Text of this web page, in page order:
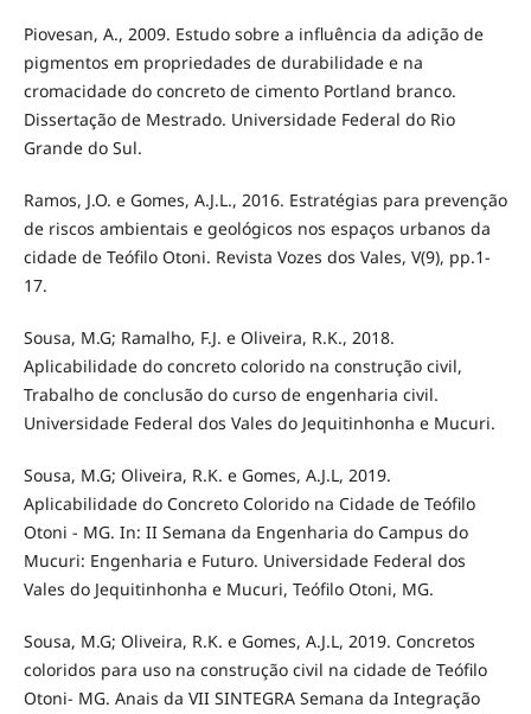
Piovesan, A., 2009. Estudo sobre a influência da adição de
pigmentos em propriedades de durabilidade e na
cromacidade do concreto de cimento Portland branco.
Dissertação de Mestrado. Universidade Federal do Rio
Grande do Sul.
Ramos, J.O. e Gomes, A.J.L., 2016. Estratégias para prevenção
de riscos ambientais e geológicos nos espaços urbanos da
cidade de Teófilo Otoni. Revista Vozes dos Vales, V(9), pp.1-
17.
Sousa, M.G; Ramalho, F.J. e Oliveira, R.K., 2018.
Aplicabilidade do concreto colorido na construção civil,
Trabalho de conclusão do curso de engenharia civil.
Universidade Federal dos Vales do Jequitinhonha e Mucuri.
Sousa, M.G; Oliveira, R.K. e Gomes, A.J.L, 2019.
Aplicabilidade do Concreto Colorido na Cidade de Teófilo
Otoni - MG. In: II Semana da Engenharia do Campus do
Mucuri: Engenharia e Futuro. Universidade Federal dos
Vales do Jequitinhonha e Mucuri, Teófilo Otoni, MG.
Sousa, M.G; Oliveira, R.K. e Gomes, A.J.L, 2019. Concretos
coloridos para uso na construção civil na cidade de Teófilo
Otoni- MG. Anais da VII SINTEGRA Semana da Integração